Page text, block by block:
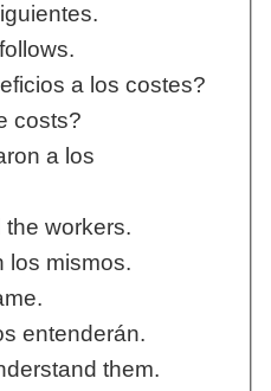
a los costes?
costs?
a los
workers.
los mismos.
entenderán.
them.